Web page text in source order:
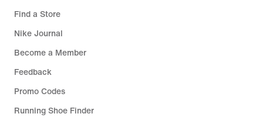
Find a Store
Nike Journal
Become a Member
Feedback
Promo Codes
Running Shoe Finder